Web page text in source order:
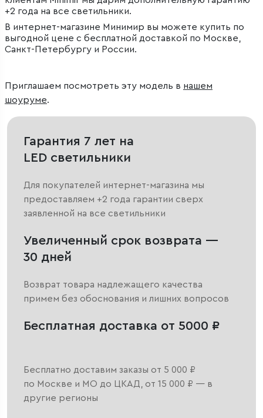
+2 года на все светильники.
В интернет-магазине Минимир вы можете купить по
выгодной цене с бесплатной доставкой по Москве,
Санкт-Петербургу и России.
Приглашаем посмотреть эту модель в нашем
шоуруме.
Гарантия 7 лет на
LED светильники
Для покупателей интернет-магазина мы
предоставляем +2 года гарантии сверх
заявленной на все светильники
Увеличенный срок возврата —
30 дней
Возврат товара надлежащего качества
примем без обоснования и лишних вопросов
Бесплатная доставка от 5000 ₽
Бесплатно доставим заказы от 5 000 ₽
по Москве и МО до ЦКАД, от 15 000 ₽ — в
другие регионы